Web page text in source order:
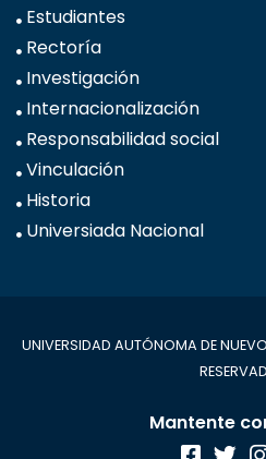
Estudiantes
Rectoría
Investigación
Internacionalización
Responsabilidad social
Vinculación
Historia
Universiada Nacional
UNIVERSIDAD AUTÓNOMA DE
Mantente